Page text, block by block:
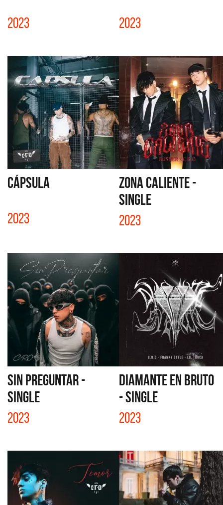
2023 2023
CÁPSULA
2023
ZONA CALIENTE -
SINGLE
2023
SIN PREGUNTAR -
SINGLE
2023
DIAMANTE EN BRUTO
- SINGLE
2023